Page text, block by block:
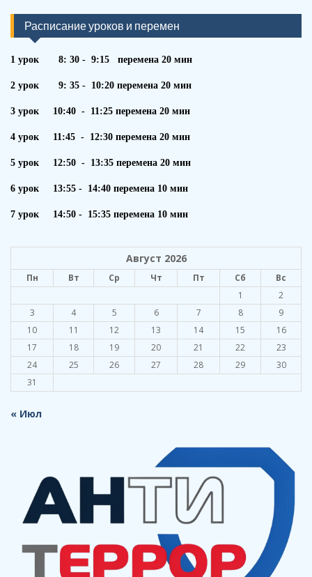
Расписание уроков и перемен
1 урок 8: 30 - 9:15 перемена 20 мин
2 урок 9: 35 - 10:20 перемена 20 мин
3 урок 10:40 - 11:25 перемена 20 мин
4 урок 11:45 - 12:30 перемена 20 мин
5 урок 12:50 - 13:35 перемена 20 мин
6 урок 13:55 - 14:40 перемена 10 мин
7 урок 14:50 - 15:35 перемена 10 мин
Август 2026
Пн Вт Ср Чт Пт Сб
Вс
1
2
3
4 5 6 7 8
9
10
11 12 13 14 15
16
17
18 19 20 21 22
23
24
25 26 27 28 29
30
31
« Июл